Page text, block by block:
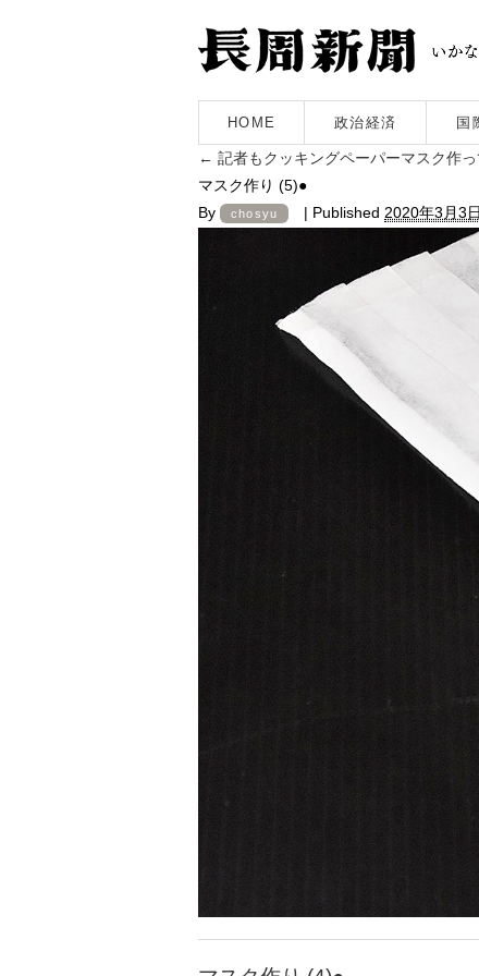
HOME 政治経済 国
← 記者もクッキングペーパーマスク作
マスク作り (5)●
By
chosyu | Published 2020年3月3日